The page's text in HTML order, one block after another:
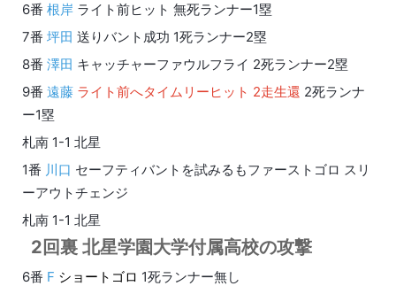
6番 根岸 ライト前ヒット 無死ランナー1塁
7番 坪田 送りバント成功 1死ランナー2塁
8番 澤田 キャッチャーファウルフライ 2死ランナー2塁
9番 遠藤 ライト前へタイムリーヒット 2走生還 2死ランナ
ー1塁
札南 1-1 北星
1番 川口 セーフティバントを試みるもファーストゴロ スリ
ーアウトチェンジ
札南 1-1 北星
2回裏 北星学園大学付属高校の攻撃
6番 F ショートゴロ 1死ランナー無し